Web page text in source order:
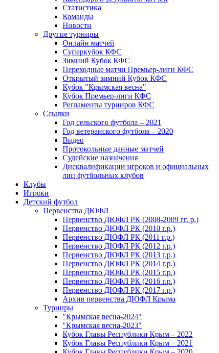
Статистика
Команды
Новости
Другие турниры
Онлайн матчей
Суперкубок КФС
Зимний Кубок КФС
Переходные матчи Премьер-лиги КФС
Открытый зимний Кубок КФС
Кубок "Крымская весна"
Кубок Премьер-лиги КФС
Регламенты турниров КФС
Ссылки
Год сельского футбола – 2021
Год ветеранского футбола – 2020
Видео
Протокольные данные матчей
Судейские назначения
Дисквалификации игроков и официальных
лиц футбольных клубов
Клубы
Игроки
Детский футбол
Первенства ДЮФЛ
Первенство ДЮФЛ РК (2008-2009 гг. р.)
Первенство ДЮФЛ РК (2010 г.р.)
Первенство ДЮФЛ РК (2011 г.р.)
Первенство ДЮФЛ РК (2012 г.р.)
Первенство ДЮФЛ РК (2013 г.р.)
Первенство ДЮФЛ РК (2014 г.р.)
Первенство ДЮФЛ РК (2015 г.р.)
Первенство ДЮФЛ РК (2016 г.р.)
Первенство ДЮФЛ РК (2017 г.р.)
Архив первенства ДЮФЛ Крыма
Турниры
"Крымская весна-2024"
"Крымская весна-2023"
Кубок Главы Республики Крым – 2022
Кубок Главы Республики Крым – 2021